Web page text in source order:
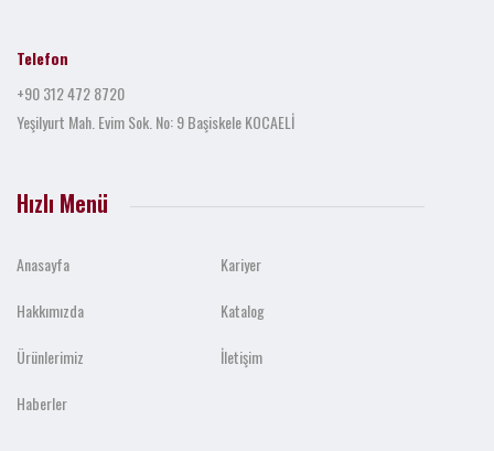
Telefon
+90 312 472 8720
Yeşilyurt Mah. Evim Sok. No: 9 Başiskele KOCAELİ
Hızlı Menü
Anasayfa
Hakkımızda
Ürünlerimiz
Haberler
Kariyer
Katalog
İletişim